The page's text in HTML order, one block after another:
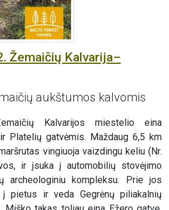
Žemaičių Kalvarija–
aukštumos kalvomis
Kalvarijos miestelio eina
Platelių gatvėmis. Maždaug 6,5 km
vingiuoja vaizdingu keliu (Nr.
ir įsuka į automobilių stovėjimo
archeologiniu kompleksu. Prie jos
pietus ir veda Gegrėnų piliakalnių